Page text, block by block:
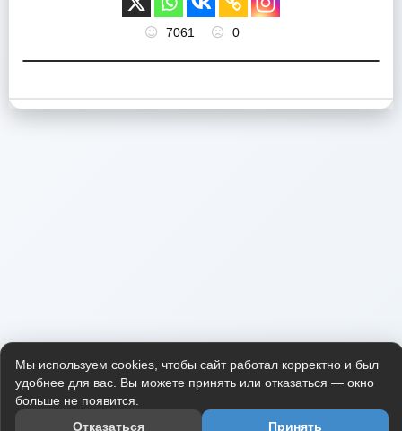
7061 0
Мы используем cookies, чтобы сайт работал корректно и был
удобнее для вас. Вы можете принять или отказаться — окно
больше не появится.
Отказаться
Принять